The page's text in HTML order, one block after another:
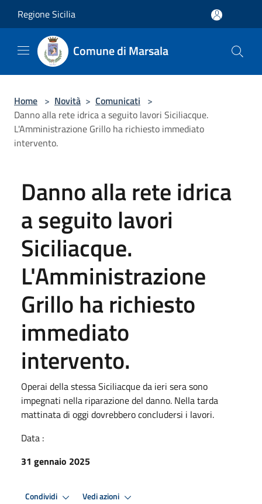
Regione Sicilia
Comune di Marsala
Home > Novità > Comunicati >
Danno alla rete idrica a seguito lavori Siciliacque.
L'Amministrazione Grillo ha richiesto immediato
intervento.
Danno alla rete idrica
a seguito lavori
Siciliacque.
L'Amministrazione
Grillo ha richiesto
immediato
intervento.
Operai della stessa Siciliacque da ieri sera sono
impegnati nella riparazione del danno. Nella tarda
mattinata di oggi dovrebbero concludersi i lavori.
Data :
31 gennaio 2025
Condividi Vedi azioni